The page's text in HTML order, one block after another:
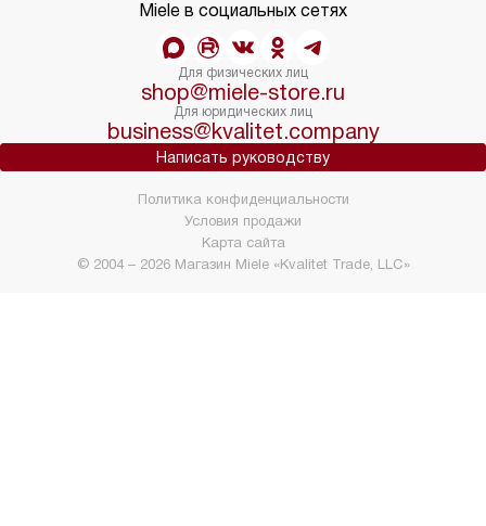
Miele в социальных сетях
Для физических лиц
shop@miele-store.ru
Для юридических лиц
business@kvalitet.company
Написать руководству
© 2004 – 2026 Магазин Miele «Kvalitet Trade, LLC»
Политика конфиденциальности
Условия продажи
Карта сайта